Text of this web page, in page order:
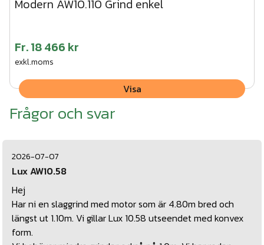
Modern AW10.110 Grind enkel
Fr.18 466 kr
exkl.moms
Visa
Frågor och svar
2026-07-07
Lux AW10.58
Hej
Har ni en slaggrind med motor som är 4.80m bred och
längst ut 1.10m. Vi gillar Lux 10.58 utseendet med konvex
form.